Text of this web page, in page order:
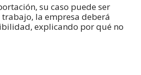
su caso puede ser
la empresa deberá
explicando por qué no